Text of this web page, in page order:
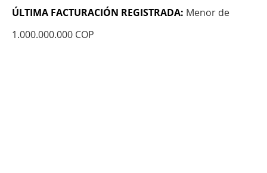
ÚLTIMA FACTURACIÓN REGISTRADA: Menor de
1.000.000.000 COP